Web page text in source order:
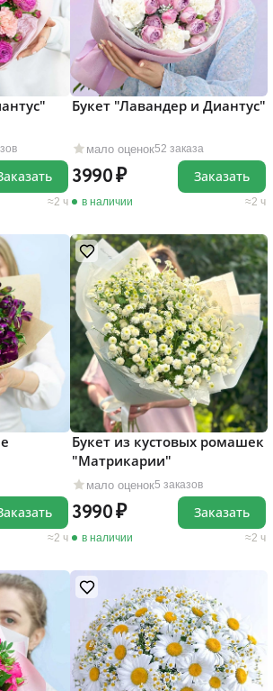
2 ч
мало оценок52 заказа
Букет "Лавандер и Диантус"
3990
в наличии 2 ч
Заказать
2 ч
мало оценок5 заказов
Букет из кустовых ромашек
"Матрикарии"
3990
в наличии 2 ч
Заказать